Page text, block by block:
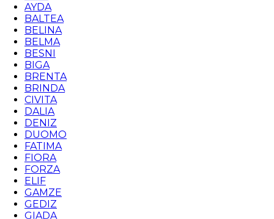
AYDA
BALTEA
BELINA
BELMA
BESNI
BIGA
BRENTA
BRINDA
CIVITA
DALIA
DENIZ
DUOMO
FATIMA
FIORA
FORZA
ELIF
GAMZE
GEDIZ
GIADA